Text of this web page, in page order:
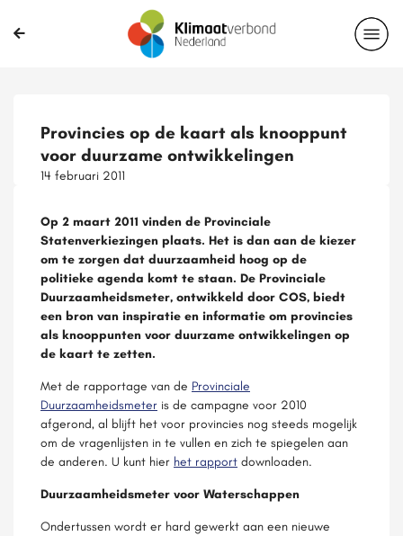
Provincies op de kaart als knooppunt
voor duurzame ontwikkelingen
14 februari 2011
Op 2 maart 2011 vinden de Provinciale
Statenverkiezingen plaats. Het is dan aan de kiezer
om te zorgen dat duurzaamheid hoog op de
politieke agenda komt te staan. De Provinciale
Duurzaamheidsmeter, ontwikkeld door COS, biedt
een bron van inspiratie en informatie om provincies
als knooppunten voor duurzame ontwikkelingen op
de kaart te zetten.
Met de rapportage van de Provinciale
Duurzaamheidsmeter is de campagne voor 2010
afgerond, al blijft het voor provincies nog steeds mogelijk
om de vragenlijsten in te vullen en zich te spiegelen aan
de anderen. U kunt hier het rapport downloaden.
Duurzaamheidsmeter voor Waterschappen
Ondertussen wordt er hard gewerkt aan een nieuwe